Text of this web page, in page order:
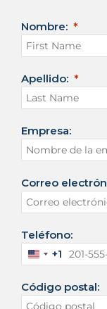
Nombre:
Apellido:
Empresa:
Correo
Teléfono:
E
t
a
+1
Código postal: